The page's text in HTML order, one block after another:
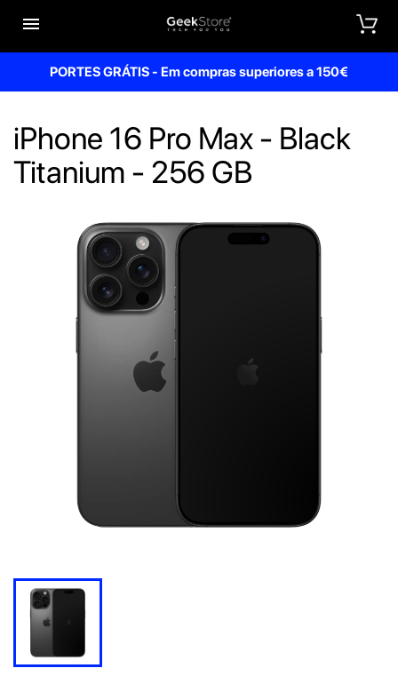

PORTES GRÁTIS - Em compras superiores a 150€
iPhone 16 Pro Max - Black
Titanium - 256 GB